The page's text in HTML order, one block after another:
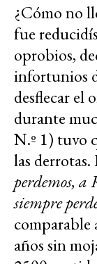
¿Cómo no
fue
oprobios,
infortunios
desflecar el
durante
N.º 1) tuvo
las derrotas.
perdemos, a
siempre
comparable
años sin